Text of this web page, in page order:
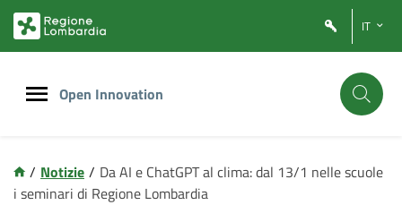
contenuto
footer
IT
Open Innovation
/ Notizie / Da AI e ChatGPT al clima: dal 13/1 nelle scuole
i seminari di Regione Lombardia